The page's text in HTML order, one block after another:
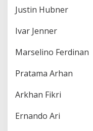
Justin Hubner
Ivar Jenner
Marselino Ferdinan
Pratama Arhan
Arkhan Fikri
Ernando Ari